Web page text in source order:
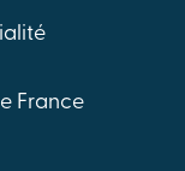
France